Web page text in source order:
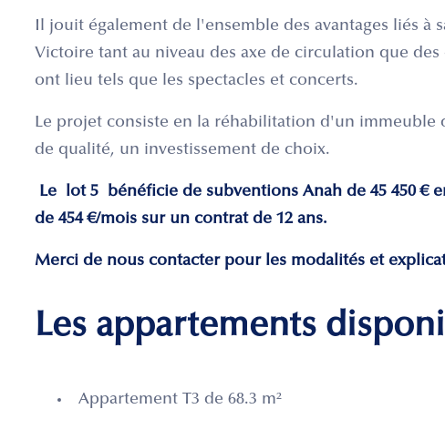
Il jouit également de l'ensemble des avantages liés à
Victoire tant au niveau des axe de circulation que
ont lieu tels que les spectacles et concerts.
Le projet consiste en la réhabilitation d'un immeuble
de qualité, un investissement de choix.
Le lot 5 bénéficie de subventions Anah de 45 450 €
de 454 €/mois sur un contrat de 12 ans.
Merci de nous contacter pour les modalités et
Les appartements
Appartement T3 de 68.3 m²